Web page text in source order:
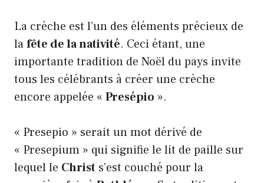
La crèche est l’un des éléments précieux de
lafête de la nativité. Ceci étant, une
importante tradition de Noël du pays invite
tous les célébrants à créer une crèche
encore appelée « Presépio ».
« Presepio » serait un mot dérivé de
« Presepium » qui signifie le lit de paille sur
lequel le Christ s’est couché pour la